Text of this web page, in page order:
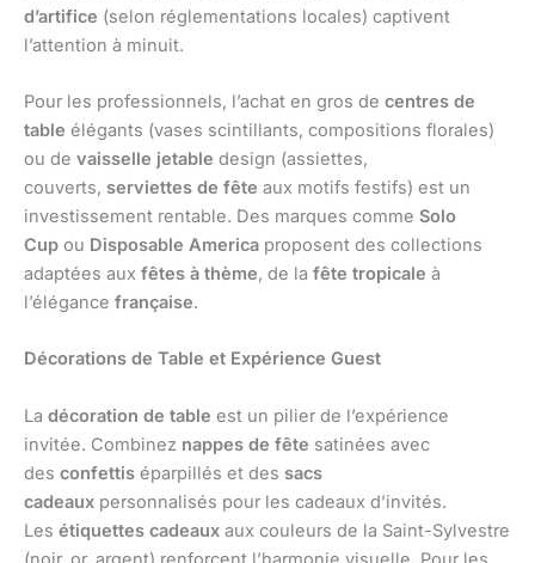
d’artifice (selon réglementations locales) captivent
l’attention à minuit.
Pour les professionnels, l’achat en gros de centres de
table élégants (vases scintillants, compositions florales)
ou de vaisselle jetable design (assiettes,
couverts, serviettes de fête aux motifs festifs) est un
investissement rentable. Des marques comme Solo
Cup ou Disposable America proposent des collections
adaptées aux fêtes à thème, de la fête tropicale à
l’élégance française.
Décorations de Table et Expérience Guest
La décoration de table est un pilier de l’expérience
invitée. Combinez nappes de fête satinées avec
des confettis éparpillés et des sacs
cadeaux personnalisés pour les cadeaux d’invités.
Les étiquettes cadeaux aux couleurs de la Saint-Sylvestre